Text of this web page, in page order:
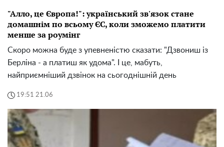
"Алло, це Європа!": український зв'язок стане
домашнім по всьому ЄС, коли зможемо платити
менше за роумінг
Скоро можна буде з упевненістю сказати: "Дзвониш із
Берліна - а платиш як удома". І це, мабуть,
найприємніший дзвінок на сьогоднішній день
19:51 21.06